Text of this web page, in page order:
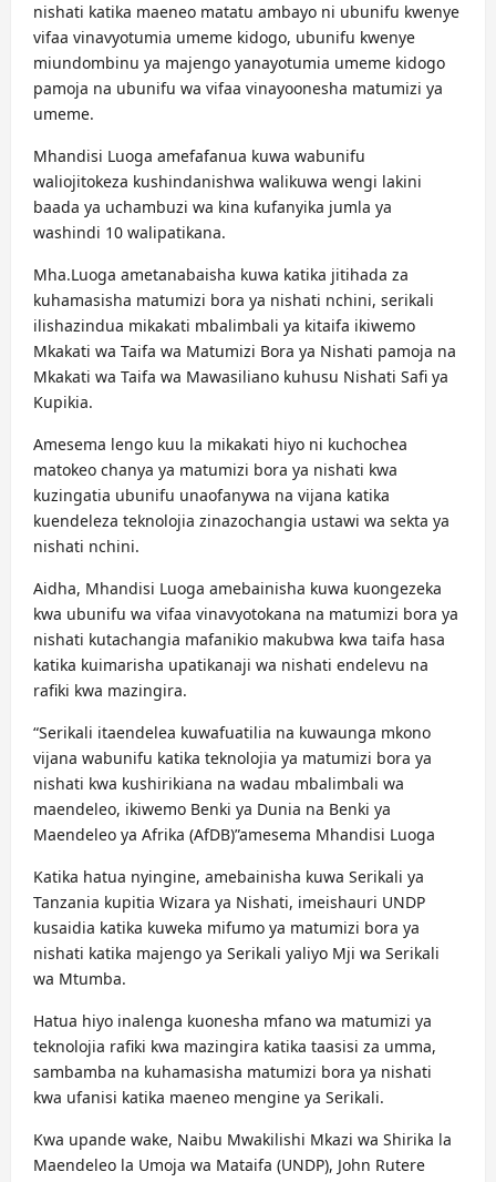
nishati katika maeneo matatu ambayo ni ubunifu kwenye
vifaa vinavyotumia umeme kidogo, ubunifu kwenye
miundombinu ya majengo yanayotumia umeme kidogo
pamoja na ubunifu wa vifaa vinayoonesha matumizi ya
umeme.
Mhandisi Luoga amefafanua kuwa wabunifu
waliojitokeza kushindanishwa walikuwa wengi lakini
baada ya uchambuzi wa kina kufanyika jumla ya
washindi 10 walipatikana.
Mha.Luoga ametanabaisha kuwa katika jitihada za
kuhamasisha matumizi bora ya nishati nchini, serikali
ilishazindua mikakati mbalimbali ya kitaifa ikiwemo
Mkakati wa Taifa wa Matumizi Bora ya Nishati pamoja na
Mkakati wa Taifa wa Mawasiliano kuhusu Nishati Safi ya
Kupikia.
Amesema lengo kuu la mikakati hiyo ni kuchochea
matokeo chanya ya matumizi bora ya nishati kwa
kuzingatia ubunifu unaofanywa na vijana katika
kuendeleza teknolojia zinazochangia ustawi wa sekta ya
nishati nchini.
Aidha, Mhandisi Luoga amebainisha kuwa kuongezeka
kwa ubunifu wa vifaa vinavyotokana na matumizi bora ya
nishati kutachangia mafanikio makubwa kwa taifa hasa
katika kuimarisha upatikanaji wa nishati endelevu na
rafiki kwa mazingira.
“Serikali itaendelea kuwafuatilia na kuwaunga mkono
vijana wabunifu katika teknolojia ya matumizi bora ya
nishati kwa kushirikiana na wadau mbalimbali wa
maendeleo, ikiwemo Benki ya Dunia na Benki ya
Maendeleo ya Afrika (AfDB)”amesema Mhandisi Luoga
Katika hatua nyingine, amebainisha kuwa Serikali ya
Tanzania kupitia Wizara ya Nishati, imeishauri UNDP
kusaidia katika kuweka mifumo ya matumizi bora ya
nishati katika majengo ya Serikali yaliyo Mji wa Serikali
wa Mtumba.
Hatua hiyo inalenga kuonesha mfano wa matumizi ya
teknolojia rafiki kwa mazingira katika taasisi za umma,
sambamba na kuhamasisha matumizi bora ya nishati
kwa ufanisi katika maeneo mengine ya Serikali.
Kwa upande wake, Naibu Mwakilishi Mkazi wa Shirika la
Maendeleo la Umoja wa Mataifa (UNDP), John Rutere